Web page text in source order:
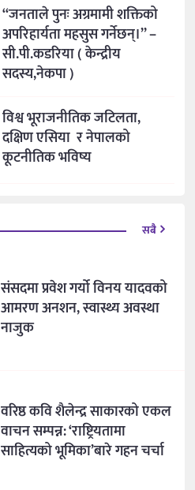
“जनताले पुनः अग्रमामी शक्तिको
अपरिहार्यता महसुस गर्नेछन्।” –
सी.पी.कडरिया ( केन्द्रीय
सदस्य,नेकपा )
विश्व भूराजनीतिक जटिलता,
दक्षिण एसिया र नेपालको
कूटनीतिक भविष्य
सबै
संसदमा प्रवेश गर्यो विनय यादवको
आमरण अनशन, स्वास्थ्य अवस्था
नाजुक
वरिष्ठ कवि शैलेन्द्र साकारको एकल
वाचन सम्पन्न: ‘राष्ट्रियतामा
साहित्यको भूमिका’बारे गहन चर्चा